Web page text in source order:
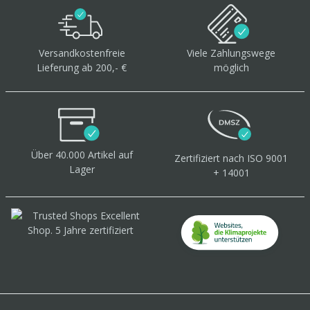
Versandkostenfreie
Lieferung ab 200,- €
Viele Zahlungswege
möglich
Über 40.000 Artikel auf
Lager
Zertifiziert nach ISO 9001
+ 14001